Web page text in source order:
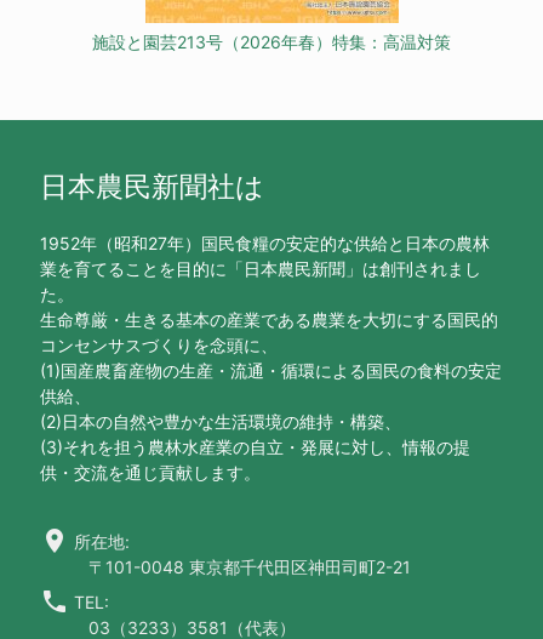
施設と園芸213号（2026年春）特集：高温対策
日本農民新聞社は
1952年（昭和27年）国民食糧の安定的な供給と日本の農林
業を育てることを目的に「日本農民新聞」は創刊されまし
た。
生命尊厳・生きる基本の産業である農業を大切にする国民的
コンセンサスづくりを念頭に、
(1)国産農畜産物の生産・流通・循環による国民の食料の安定
供給、
(2)日本の自然や豊かな生活環境の維持・構築、
(3)それを担う農林水産業の自立・発展に対し、情報の提
供・交流を通じ貢献します。
location_on 所在地:
〒101-0048 東京都千代田区神田司町2-21
call TEL:
03（3233）3581（代表）